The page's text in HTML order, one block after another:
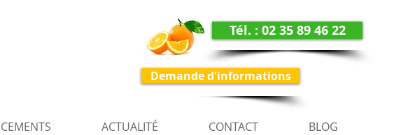
Tél. : 02 35 89 46 22
Demande d'informations
ACTUALITÉ CONTACT BLOG